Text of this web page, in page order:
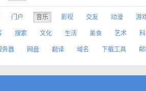
门户 音乐 影视 交友 动漫 游
搜索 文化 生活 美食 艺术
务器 网盘 翻译 域名 下载工具